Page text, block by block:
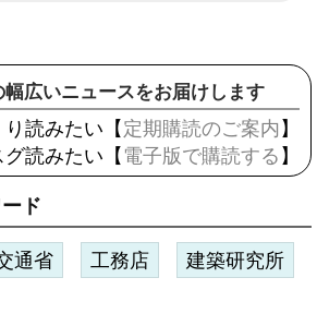
幅広いニュースをお届けします
読みたい【定期購読のご案内 】
グ読みたい【 電子版で購読する 】
ド
通省 工務店 建築研究所